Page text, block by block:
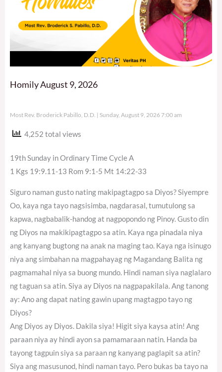
Homily August 9, 2026
Most Rev. Broderick Pabillo, D.D. Sunday, August 9, 2026 7:00 am
4,252 total views
19th Sunday in Ordinary Time Cycle A
1 Kgs 19:9.11-13 Rom 9:1-5 Mt 14:22-33
Siguro naman gusto nating makipagtagpo sa Diyos? Siyempre
Oo, kaya nga tayo nagsisimba, nagdarasal, tumutulong sa
kapwa, nagbabalik-handog at nagpopondo ng Pinoy. Gusto din
ng Diyos na makikipagtagpo sa atin. Kaya nga pinadala niya
ang kanyang bugtong na anak na maging tao. Kaya nga isinugo
niya ang simbahan na magpahayag ng Magandang Balita ng
pagmamahal niya sa buong mundo. Hindi naman siya naglalaro
ng taguan sa atin. Siya ay Diyos na nagpapakilala. Ang tanong
ay: Ano ang dapat nating gawin upang magtagpo tayo ng
Diyos?
Ang Diyos ay Diyos. Dakila siya! Higit siya kaysa atin! Ang
paraan niya ay hindi ayon sa pamamaraan natin. Handa ba
tayong tagpuin siya sa paraan ng kanyang paglapit sa atin?
Siya ang masusunod, hindi naman tayo. Pero bukas ba tayo na